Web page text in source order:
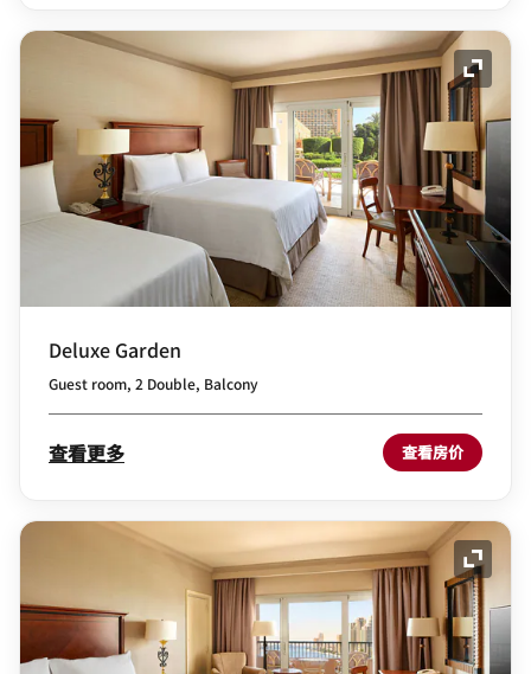
展开
Deluxe Garden
Guest room, 2 Double, Balcony
查看更多 查看房价
展开